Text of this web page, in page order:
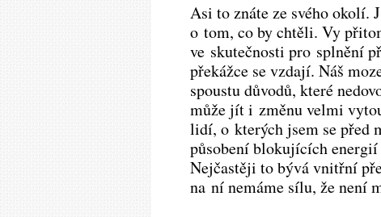
Asi to znáte ze svého okolí.
o tom, co by chtěli. Vy
ve skutečnosti pro splnění
překážce se vzdají. Náš
spoustu důvodů, které
může jít i změnu velmi
lidí, o kterých jsem se před
působení blokujících
Nejčastěji to bývá vnitřní
na ní nemáme sílu, že není